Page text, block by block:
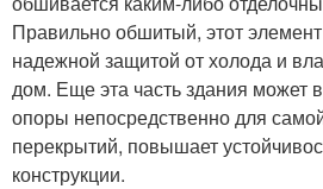
Правильно обшитый, этот элемент
надежной защитой от холода и
дом. Еще эта часть здания может
опоры непосредственно для
перекрытий, повышает
конструкции.